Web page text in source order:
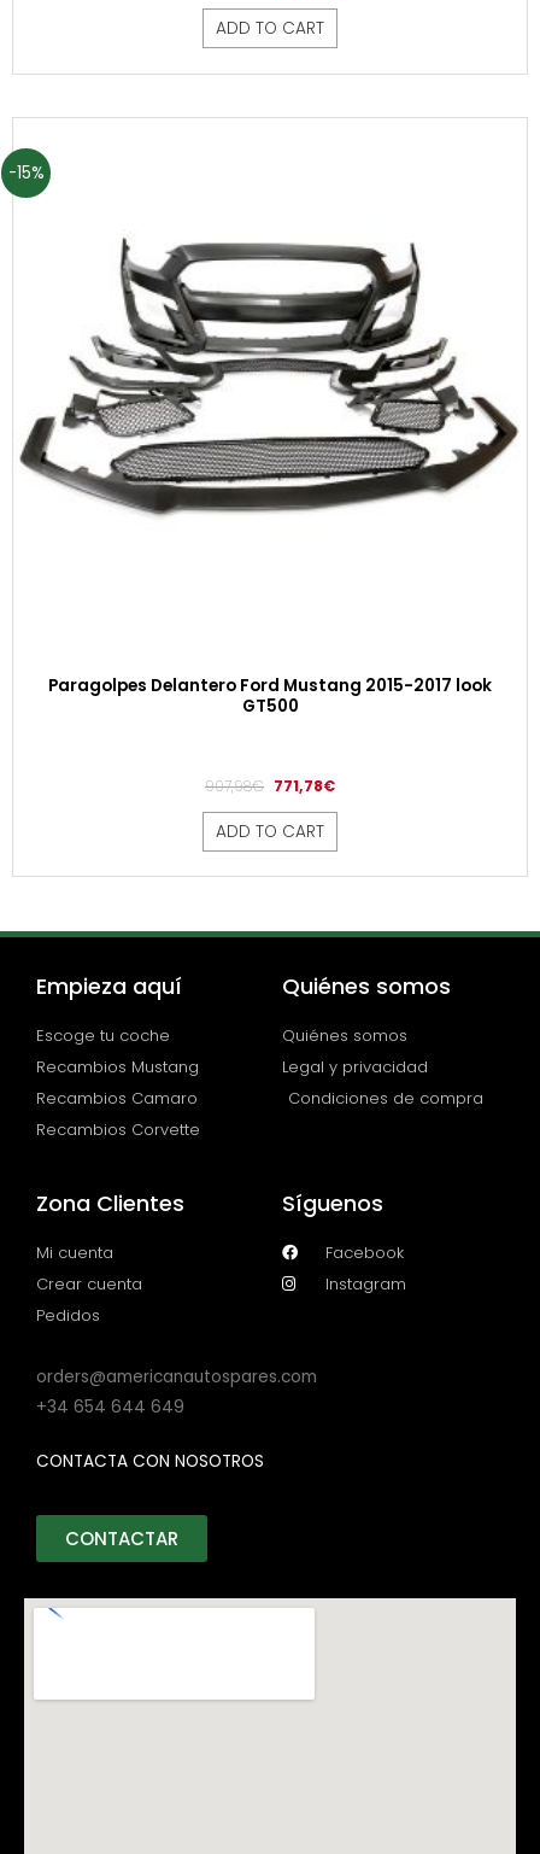
ADD TO CART
-15%
Paragolpes Delantero Ford Mustang 2015-2017 look
GT500
907,98€ 771,78€
ADD TO CART
Empieza aquí
Escoge tu coche
Recambios Mustang
Recambios Camaro
Recambios Corvette
Quiénes somos
Quiénes somos
Legal y privacidad
Condiciones de compra
Zona Clientes
Mi cuenta
Crear cuenta
Pedidos
Síguenos
Facebook
Instagram
orders@americanautospares.com
+34 654 644 649
CONTACTA CON NOSOTROS
CONTACTAR